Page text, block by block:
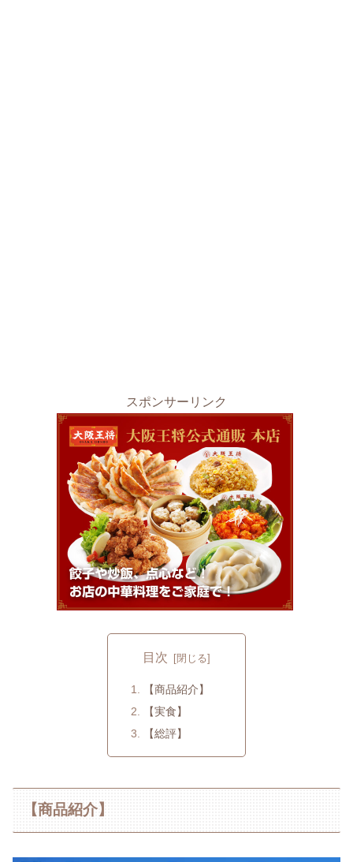
スポンサーリンク
目次
【商品紹介】
【実食】
【総評】
【商品紹介】